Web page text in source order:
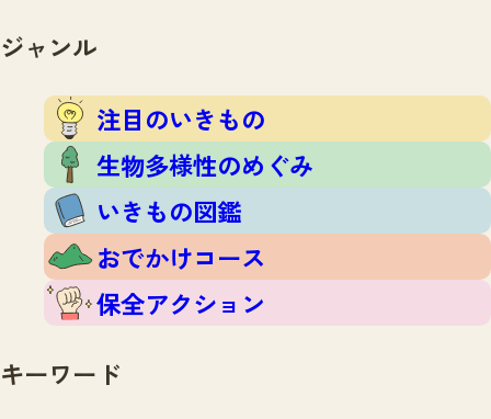
生物多様性のめぐみ
おでかけコース
保全アクション
調査レポート
調査レポートTOP
調査結果
ふくおかいきものマップ
マッチング
マッチングTOP
掲載申し込みフォーム
お問合せ
ジャンル
注目のいきもの
生物多様性のめぐみ
いきもの図鑑
おでかけコース
保全アクション
キーワード